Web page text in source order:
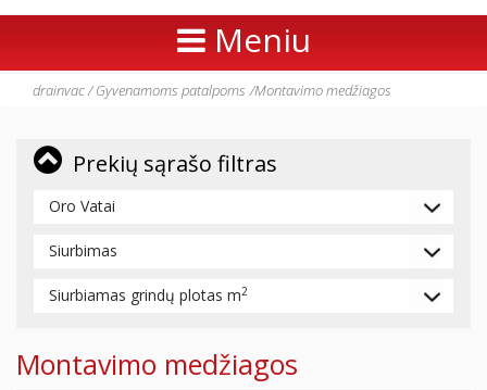
Meniu
drainvac/ Gyvenamoms patalpoms /Montavimo medžiagos
Prekių sąrašo filtras
Oro Vatai
Siurbimas
Siurbiamas grindų plotas m2
Montavimo medžiagos